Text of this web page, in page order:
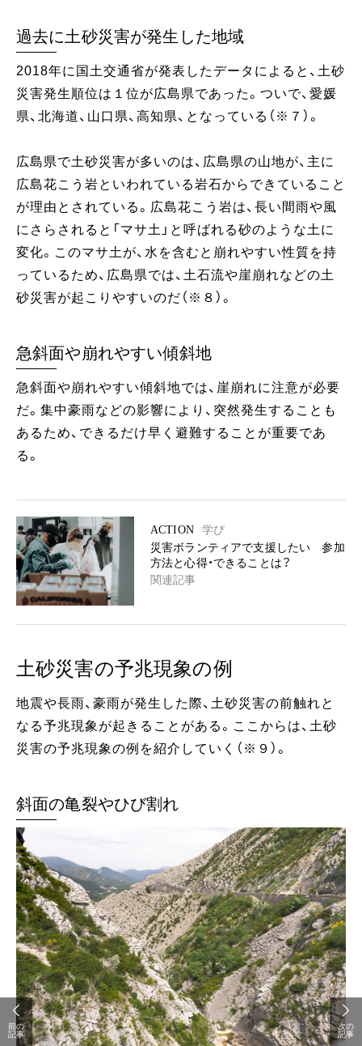
過去に土砂災害が発生した地域
2018年に国土交通省が発表したデータによると、土砂
災害発生順位は１位が広島県であった。ついで、愛媛
県、北海道、山口県、高知県、となっている（※７）。
広島県で土砂災害が多いのは、広島県の山地が、主に
広島花こう岩といわれている岩石からできていること
が理由とされている。広島花こう岩は、長い間雨や風
にさらされると「マサ土」と呼ばれる砂のような土に
変化。このマサ土が、水を含むと崩れやすい性質を持
っているため、広島県では、土石流や崖崩れなどの土
砂災害が起こりやすいのだ（※８）。
急斜面や崩れやすい傾斜地
急斜面や崩れやすい傾斜地では、崖崩れに注意が必要
だ。集中豪雨などの影響により、突然発生することも
あるため、できるだけ早く避難することが重要であ
る。
ACTION
学び
災害ボランティアで支援したい 参加
方法と心得・できることは？
関連記事
土砂災害の予兆現象の例
地震や長雨、豪雨が発生した際、土砂災害の前触れと
なる予兆現象が起きることがある。ここからは、土砂
災害の予兆現象の例を紹介していく（※９）。
斜面の亀裂やひび割れ
前の
記事
次の
記事